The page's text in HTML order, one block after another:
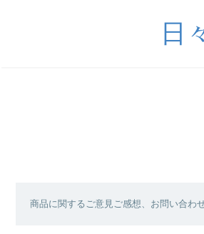
日
商品に関するご意見ご感想、お問い合わ